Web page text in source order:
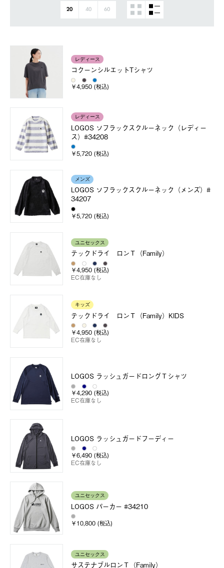
20 40 60
レディース
コクーンシルエットTシャツ
￥4,950 (税込)
レディース
LOGOS ソフラックスクルーネック（レディー
ス）#34208
￥5,720 (税込)
メンズ
LOGOS ソフラックスクルーネック（メンズ）#
34207
￥5,720 (税込)
ユニセックス
テックドライ ロンＴ（Family）
￥4,950 (税込)
EC在庫なし
キッズ
テックドライ ロンＴ（Family）KIDS
￥4,950 (税込)
EC在庫なし
LOGOS ラッシュガードロングＴシャツ
￥4,290 (税込)
EC在庫なし
LOGOS ラッシュガードフーディー
￥6,490 (税込)
EC在庫なし
ユニセックス
LOGOS パーカー #34210
￥10,800 (税込)
ユニセックス
サステナブルロンＴ（Family）